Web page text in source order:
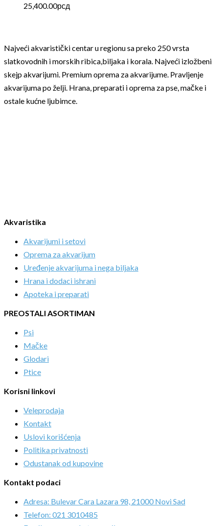
25,400.00рсд
Najveći akvaristički centar u regionu sa preko 250 vrsta
slatkovodnih i morskih ribica,biljaka i korala. Najveći izložbeni
skejp akvarijumi. Premium oprema za akvarijume. Pravljenje
akvarijuma po želji. Hrana, preparati i oprema za pse, mačke i
ostale kućne ljubimce.
Akvaristika
Akvarijumi i setovi
Oprema za akvarijum
Uređenje akvarijuma i nega biljaka
Hrana i dodaci ishrani
Apoteka i preparati
PREOSTALI ASORTIMAN
Psi
Mačke
Glodari
Ptice
Korisni linkovi
Veleprodaja
Kontakt
Uslovi korišćenja
Politika privatnosti
Odustanak od kupovine
Kontakt podaci
Adresa: Bulevar Cara Lazara 98, 21000 Novi Sad
Telefon: 021 3010485